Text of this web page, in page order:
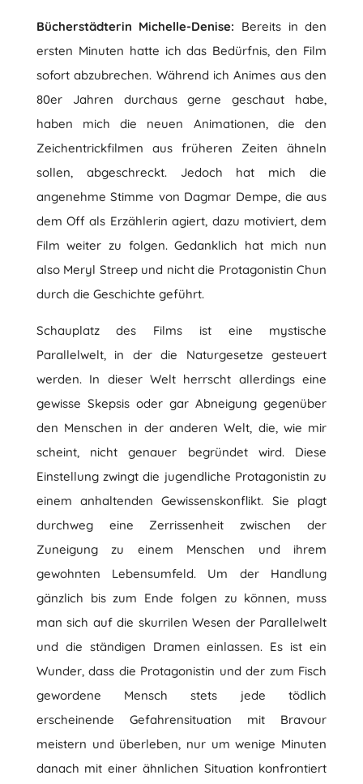
Bücherstädterin Michelle-Denise: Bereits in den
ersten Minuten hatte ich das Bedürfnis, den Film
sofort abzubrechen. Während ich Animes aus den
80er Jahren durchaus gerne geschaut habe,
haben mich die neuen Animationen, die den
Zeichentrickfilmen aus früheren Zeiten ähneln
sollen, abgeschreckt. Jedoch hat mich die
angenehme Stimme von Dagmar Dempe, die aus
dem Off als Erzählerin agiert, dazu motiviert, dem
Film weiter zu folgen. Gedanklich hat mich nun
also Meryl Streep und nicht die Protagonistin Chun
durch die Geschichte geführt.
Schauplatz des Films ist eine mystische
Parallelwelt, in der die Naturgesetze gesteuert
werden. In dieser Welt herrscht allerdings eine
gewisse Skepsis oder gar Abneigung gegenüber
den Menschen in der anderen Welt, die, wie mir
scheint, nicht genauer begründet wird. Diese
Einstellung zwingt die jugendliche Protagonistin zu
einem anhaltenden Gewissenskonflikt. Sie plagt
durchweg eine Zerrissenheit zwischen der
Zuneigung zu einem Menschen und ihrem
gewohnten Lebensumfeld. Um der Handlung
gänzlich bis zum Ende folgen zu können, muss
man sich auf die skurrilen Wesen der Parallelwelt
und die ständigen Dramen einlassen. Es ist ein
Wunder, dass die Protagonistin und der zum Fisch
gewordene Mensch stets jede tödlich
erscheinende Gefahrensituation mit Bravour
meistern und überleben, nur um wenige Minuten
danach mit einer ähnlichen Situation konfrontiert